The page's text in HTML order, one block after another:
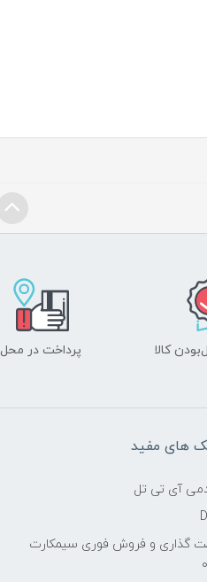
کالا پرداخت در محل
های مفید
آی تی تل
گذاری و فروش فوری سیمکارت